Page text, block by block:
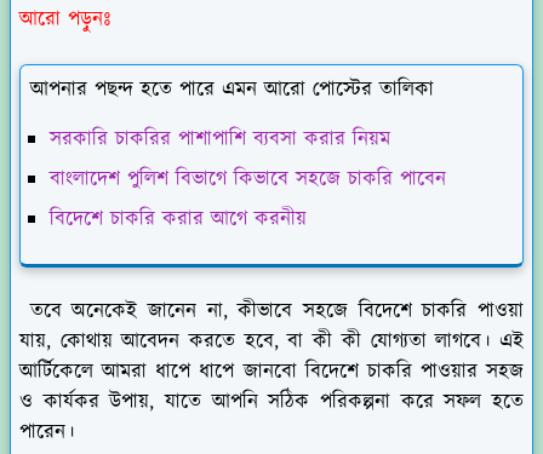
আরো পড়ুনঃ
আপনার পছন্দ হতে পারে এমন আরো পোস্টের তালিকা
সরকারি চাকরির পাশাপাশি ব্যবসা করার নিয়ম
বাংলাদেশ পুলিশ বিভাগে কিভাবে সহজে চাকরি পাবেন
বিদেশে চাকরি করার আগে করনীয়
তবে অনেকেই জানেন না, কীভাবে সহজে বিদেশে চাকরি পাওয়া
যায়, কোথায় আবেদন করতে হবে, বা কী কী যোগ্যতা লাগবে। এই
আর্টিকেলে আমরা ধাপে ধাপে জানবো বিদেশে চাকরি পাওয়ার সহজ
ও কার্যকর উপায়, যাতে আপনি সঠিক পরিকল্পনা করে সফল হতে
পারেন।